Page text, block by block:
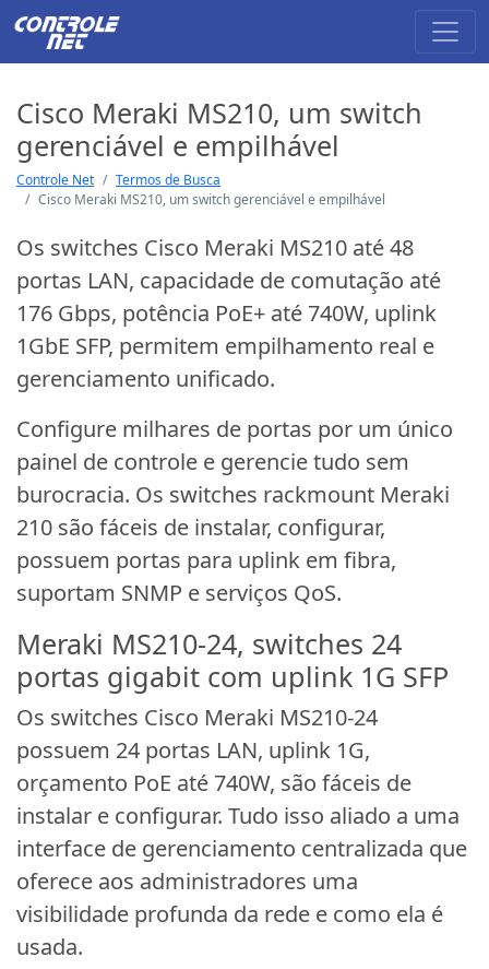
Cisco Meraki MS210, um switch
gerenciável e empilhável
Controle Net
Termos de Busca
Cisco Meraki MS210, um switch gerenciável e empilhável
Os switches Cisco Meraki MS210 até 48
portas LAN, capacidade de comutação até
176 Gbps, potência PoE+ até 740W, uplink
1GbE SFP, permitem empilhamento real e
gerenciamento unificado.
Configure milhares de portas por um único
painel de controle e gerencie tudo sem
burocracia. Os switches rackmount Meraki
210 são fáceis de instalar, configurar,
possuem portas para uplink em fibra,
suportam SNMP e serviços QoS.
Meraki MS210-24, switches 24
portas gigabit com uplink 1G SFP
Os switches Cisco Meraki MS210-24
possuem 24 portas LAN, uplink 1G,
orçamento PoE até 740W, são fáceis de
instalar e configurar. Tudo isso aliado a uma
interface de gerenciamento centralizada que
oferece aos administradores uma
visibilidade profunda da rede e como ela é
usada.